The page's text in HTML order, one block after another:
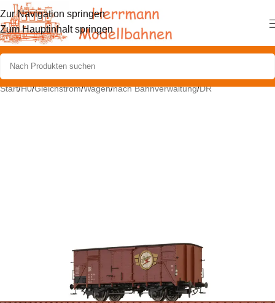
Zur Navigation springen
Zum Hauptinhalt springen
Start/H0/Gleichstrom/Wagen/nach Bahnverwaltung/DR